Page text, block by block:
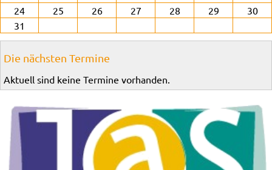
24
25 26 27 28 29
30
31
Die nächsten Termine
Aktuell sind keine Termine vorhanden.